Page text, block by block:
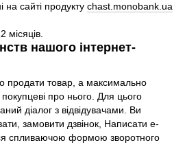
сайті продукту chast.monobank.ua
місяців.
нашого інтернет-
продати товар, а максимально
про нього. Для цього
діалог з відвідувачами. Ви
замовити дзвінок, Написати e-
спливаючою формою зворотного